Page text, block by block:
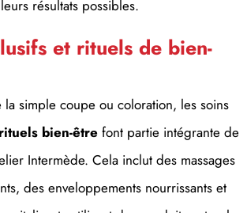
la simple coupe ou coloration, les soins
bien-être font partie intégrante de
Intermède. Cela inclut des massages
des enveloppements nourrissants et
utilisant des produits naturels